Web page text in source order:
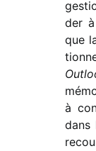
der
que
à
dans